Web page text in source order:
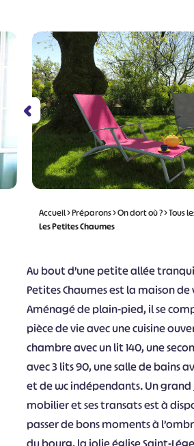
Accueil>Préparons>On dort où ?>Tous
Les Petites Chaumes
Au bout d’une petite allée
Petites Chaumes est la maison
Aménagé de plain-pied, il se
pièce de vie avec une cuisine
chambre avec un lit 140, une
avec 3 lits 90, une salle de bains
et de wc indépendants. Un grand
mobilier et ses transats est à
passer de bons moments à